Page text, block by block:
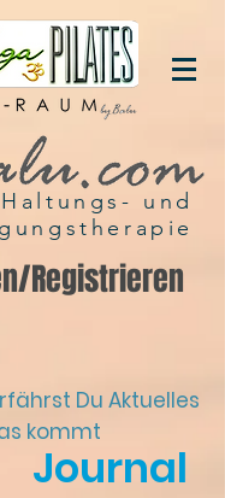
Haltungs- und
Registrieren
Du Aktuelles
kommt
Journal